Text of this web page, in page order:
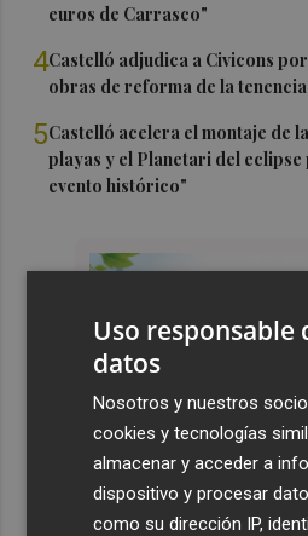
euros de Carrasco"
4Castelló adjudica a Civicons
obras de reforma de la
5Castelló acelera el montaje de
playas y el Planetari del
evento histórico"
Uso responsable
datos
Nosotros y nuestros
cookies y tecnologías
almacenar y acceder a
dispositivo y procesar
como su dirección IP,